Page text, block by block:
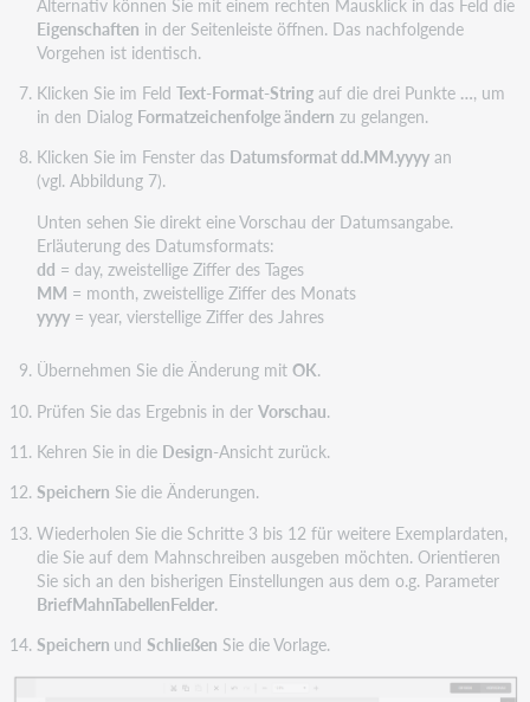
Eigenschaften in der Seitenleiste öffnen. Das nachfolgende
Vorgehen ist identisch.
Klicken Sie im Feld Text-Format-Stringauf die drei Punkte …, um
in den Dialog Formatzeichenfolge ändern zu gelangen.
Klicken Sie im Fenster das Datumsformat dd.MM.yyyyan
(vgl. Abbildung 7).
Unten sehen Sie direkt eine Vorschau der Datumsangabe.
Erläuterung des Datumsformats:
dd = day, zweistellige Ziffer des Tages
MM = month, zweistellige Ziffer des Monats
yyyy= year, vierstellige Ziffer des Jahres
Übernehmen Sie die Änderung mit OK.
Prüfen Sie das Ergebnis in der Vorschau.
Kehren Sie in die Design-Ansicht zurück.
Speichern Sie die Änderungen.
Wiederholen Sie die Schritte 3 bis 12 für weitere Exemplardaten,
die Sie auf dem Mahnschreiben ausgeben möchten. Orientieren
Sie sich an den bisherigen Einstellungen aus dem o.g. Parameter
BriefMahnTabellenFelder.
Speichern und Schließen Sie die Vorlage.